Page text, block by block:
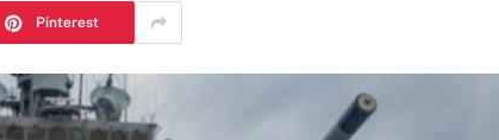
Pinterest